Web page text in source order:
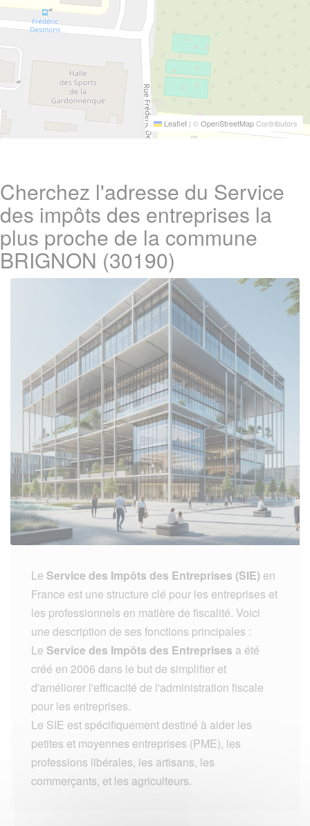
Leaflet | ©OpenStreetMapContributors
Cherchez l'adresse du Service
des impôts des entreprises la
plus proche de la commune
BRIGNON (30190)
Le Service des Impôts des Entreprises (SIE) en
France est une structure clé pour les entreprises et
les professionnels en matière de fiscalité. Voici
une description de ses fonctions principales :
Le Service des Impôts des Entreprises a été
créé en 2006 dans le but de simplifier et
d'améliorer l'efficacité de l'administration fiscale
pour les entreprises.
Le SIE est spécifiquement destiné à aider les
petites et moyennes entreprises (PME), les
professions libérales, les artisans, les
commerçants, et les agriculteurs.